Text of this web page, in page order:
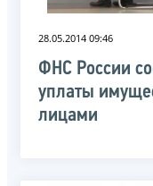
28.05.2014 09:46
ФНС России
уплаты
лицами